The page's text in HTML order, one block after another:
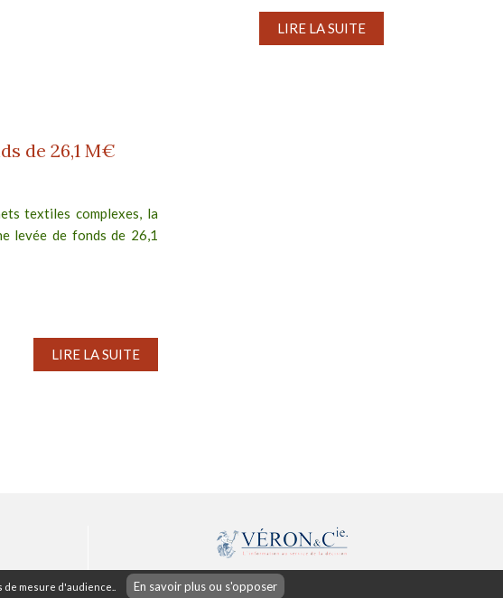
mesure d'audience.. En savoir plus ou s'opposer
LIRE LA SUITE
de 26,1 M€
textiles complexes, la
levée de fonds de 26,1
LIRE LA SUITE
42 rue d'Antrain